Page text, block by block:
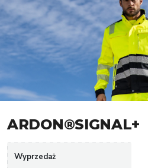
ARDON®SIGNAL+
Wyprzedaż